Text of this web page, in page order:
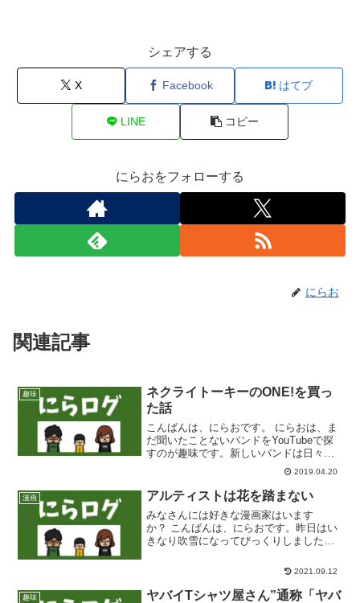
シェアする
X Facebook はてブ
LINE コピー
にらおをフォローする
にらお
関連記事
趣味
ネクライトーキーのONE!を買っ
た話
こんばんは、にらおです。 にらおは、ま
だ聞いたことないバンドをYouTubeで探
すのが趣味です。新しいバンドは日々増
えていきますし、今はMV（ミュージック
ビデオ）が簡単にみられる時代なので、
音楽シーンの流行りに乗り遅れないよう
に定期的に情報...
2019.04.20
漫画 アルティストは花を踏まない
みなさんには好きな漫画家はいます
か？ こんばんは、にらおです。昨日はい
きなり吹雪になってびっくりしました。
それは綺麗でした。こういうのを「風情
情のかけらもなく、「さみー...
2021.09.12
趣味
ヤバイTシャツ屋さん”通称「ヤバ